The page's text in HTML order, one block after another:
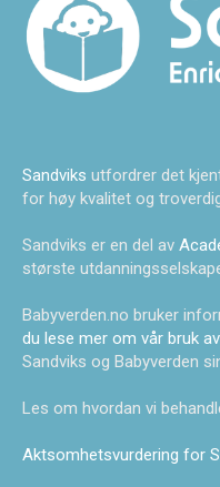
Sandviks utfordrer det
for høy kvalitet og
Sandviks er en del av
største
Babyverden.no bruker
du lese mer om vår bruk
Sandviks og Babyverden
Les om hvordan vi
Aktsomhetsvurdering for